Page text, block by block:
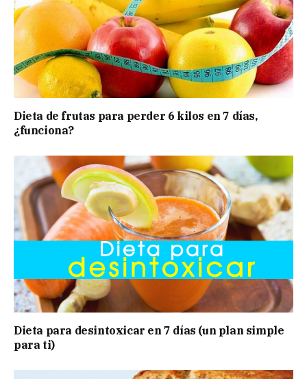
Dieta de frutas para perder 6 kilos en 7 días,
¿funciona?
Dieta para desintoxicar en 7 días (un plan simple
para ti)